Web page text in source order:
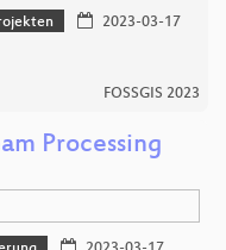
2023-03-17
FOSSGIS 2023
Processing